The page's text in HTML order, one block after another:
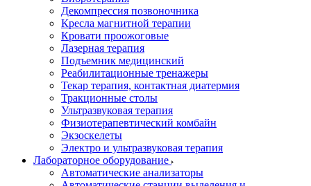
Декомпрессия позвоночника
Кресла магнитной терапии
Кровати проожоговые
Лазерная терапия
Подъемник медицинский
Реабилитационные тренажеры
Текар терапия, контактная диатермия
Тракционные столы
Ультразвуковая терапия
Физиотерапевтический комбайн
Экзоскелеты
Электро и ультразвуковая терапия
Лабораторное оборудование
Автоматические анализаторы